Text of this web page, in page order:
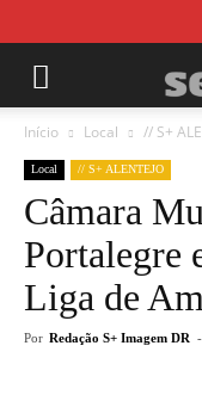
Início Local // S+
Local // S+ ALENTEJO
Câmara
Portalegre
Liga de
Por Redação S+ Imagem DR -